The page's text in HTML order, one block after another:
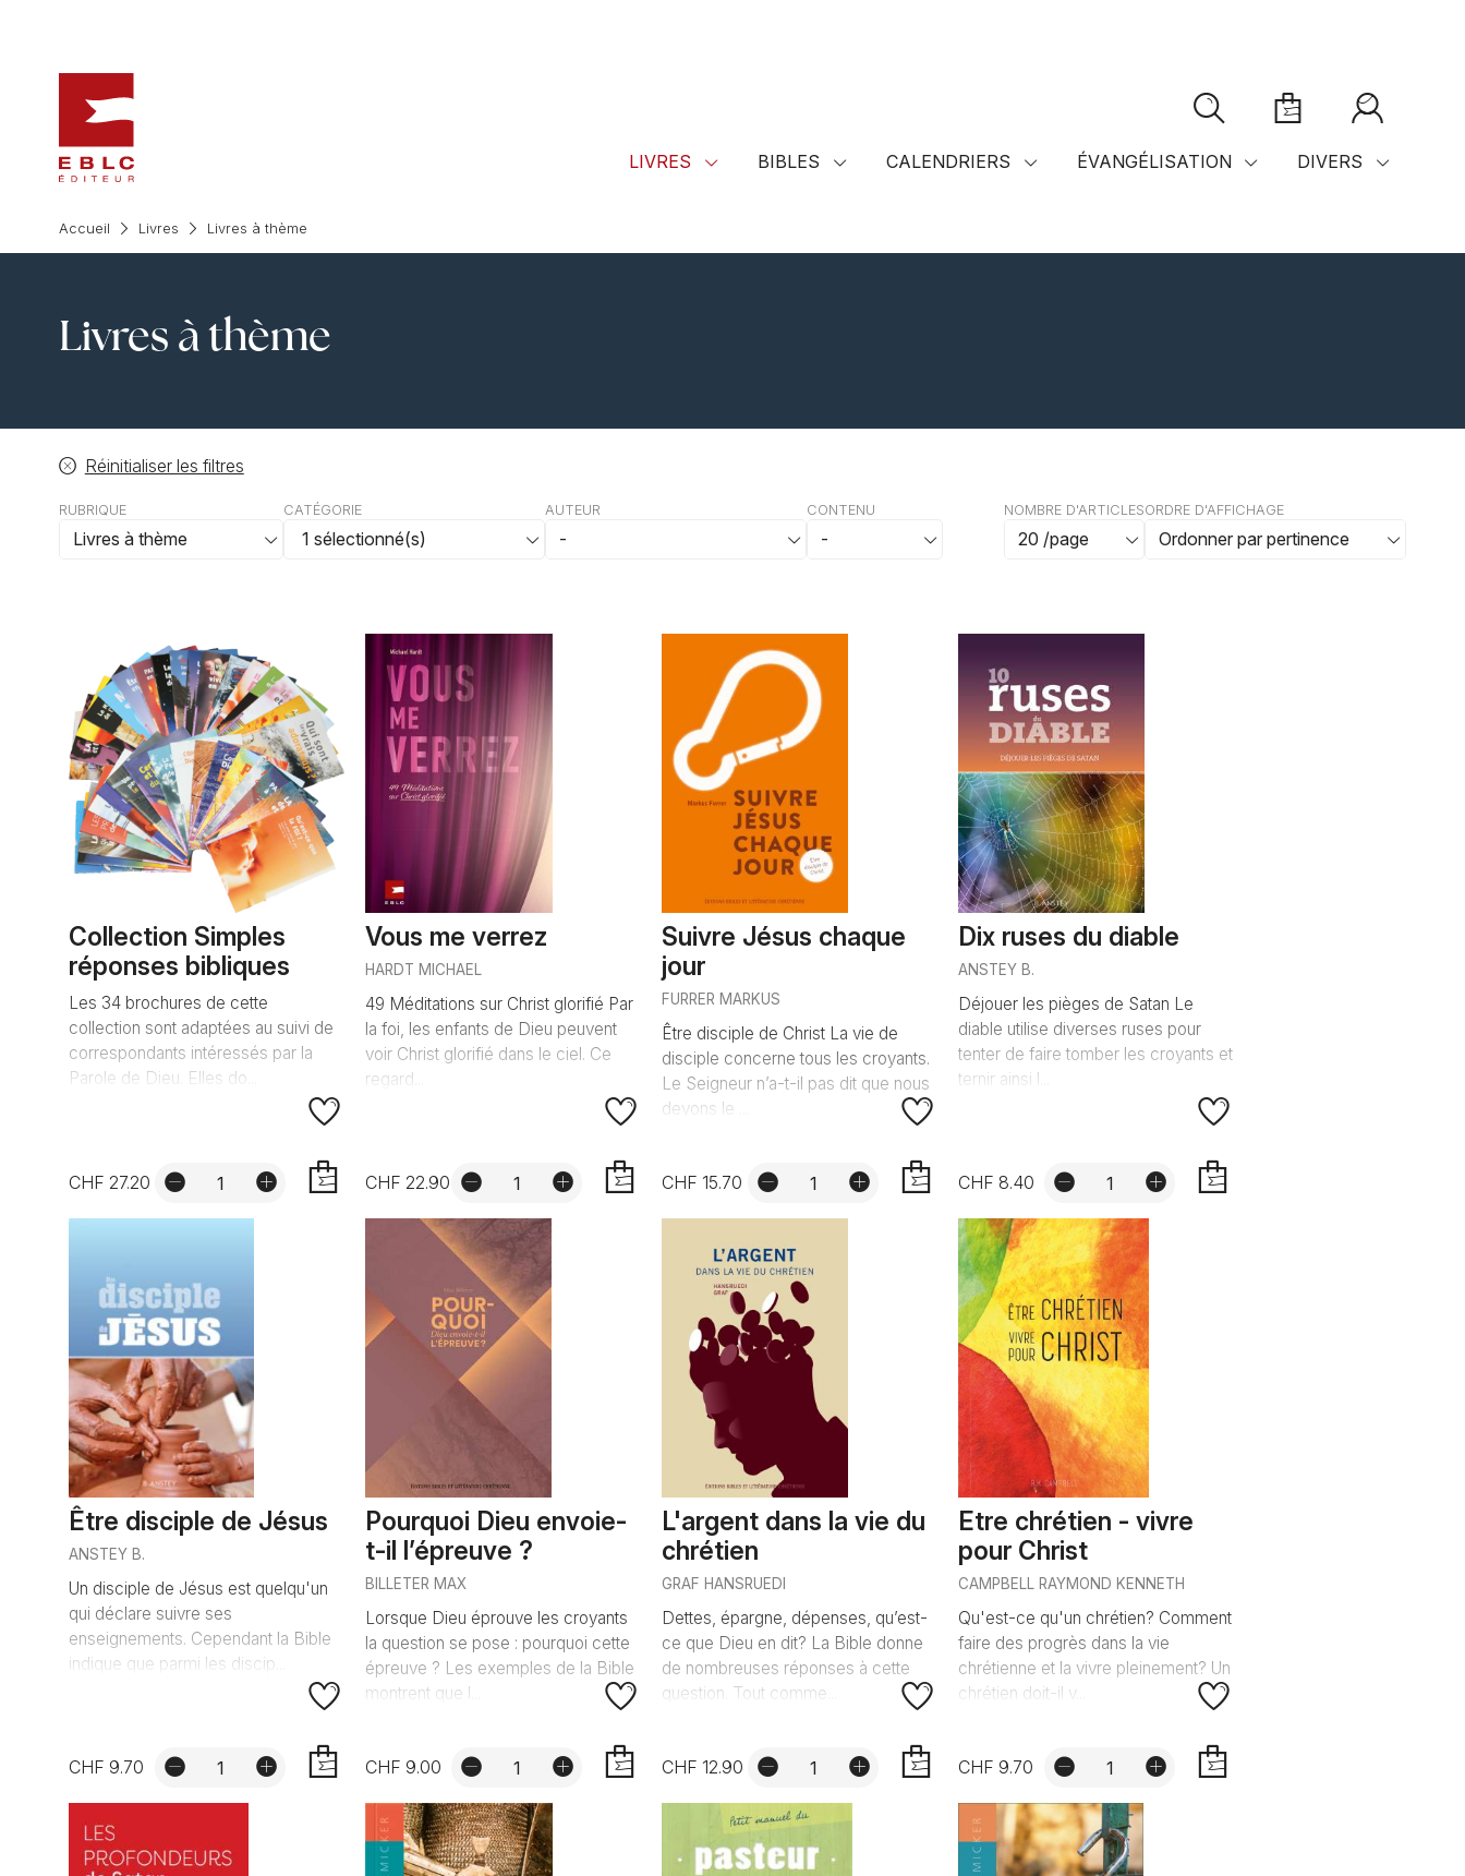
LIVRES BIBLES CALENDRIERS ÉVANGÉLISATION DIVERS
Accueil Livres Livres à thème
Livres à thème
Réinitialiser les filtres
RUBRIQUE CATÉGORIE AUTEUR CONTENU NOMBRE D'ARTICLESORDRE D'AFFICHAGE
Collection Simples
réponses bibliques
Les 34 brochures de cette
collection sont adaptées au suivi de
correspondants intéressés par la
Parole de Dieu. Elles do...
CHF 27.20
Vous me verrez
HARDT MICHAEL
49 Méditations sur Christ glorifié Par
la foi, les enfants de Dieu peuvent
voir Christ glorifié dans le ciel. Ce
regard...
CHF 22.90
Suivre Jésus chaque
jour
FURRER MARKUS
Être disciple de Christ La vie de
disciple concerne tous les croyants.
Le Seigneur n’a-t-il pas dit que nous
devons le ...
CHF 15.70
Dix ruses du diable
ANSTEY B.
Déjouer les pièges de Satan Le
diable utilise diverses ruses pour
tenter de faire tomber les croyants et
ternir ainsi l...
CHF 8.40
Être disciple de Jésus
ANSTEY B.
Un disciple de Jésus est quelqu'un
qui déclare suivre ses
enseignements. Cependant la Bible
indique que parmi les discip...
CHF 9.70
Pourquoi Dieu envoie-
t-il l’épreuve ?
BILLETER MAX
Lorsque Dieu éprouve les croyants
la question se pose : pourquoi cette
épreuve ? Les exemples de la Bible
montrent que l...
CHF 9.00
L'argent dans la vie du
chrétien
GRAF HANSRUEDI
Dettes, épargne, dépenses, qu’est-
ce que Dieu en dit? La Bible donne
de nombreuses réponses à cette
question. Tout comme...
CHF 12.90
Etre chrétien - vivre
pour Christ
CAMPBELL RAYMOND KENNETH
Qu'est-ce qu'un chrétien? Comment
faire des progrès dans la vie
chrétienne et la vivre pleinement? Un
chrétien doit-il v...
CHF 9.70